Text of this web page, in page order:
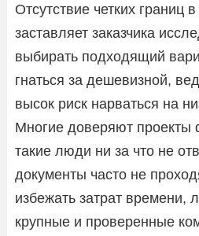
Отсутствие четких границ
заставляет заказчика
выбирать подходящий
гнаться за дешевизной,
высок риск нарваться на
Многие доверяют проекты
такие люди ни за что не
документы часто не
избежать затрат времени,
крупные и проверенные